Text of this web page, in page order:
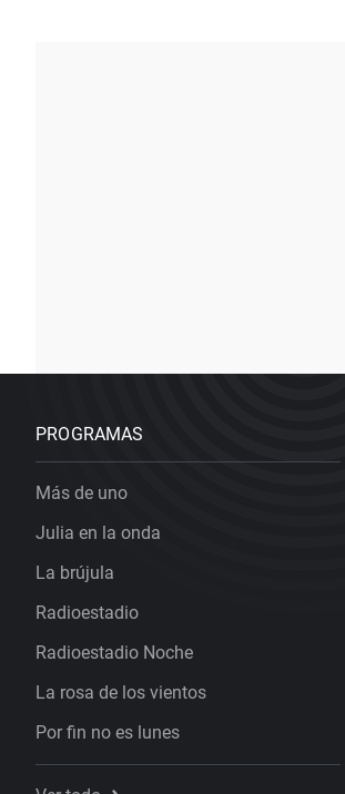
PROGRAMAS
Más de uno
Julia en la onda
La brújula
Radioestadio
Radioestadio Noche
La rosa de los vientos
Por fin no es lunes